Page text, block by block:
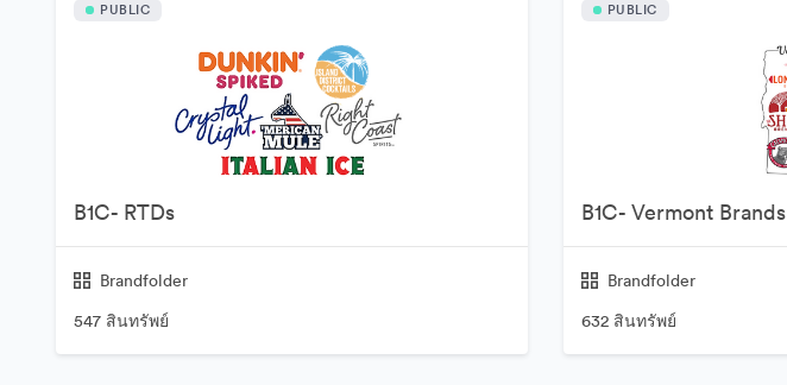
PUBLIC
B1C- RTDs
Brandfolder
547 สินทรัพย์
PUBLIC
B1C- Vermont Brands
Brandfolder
632 สินทรัพย์